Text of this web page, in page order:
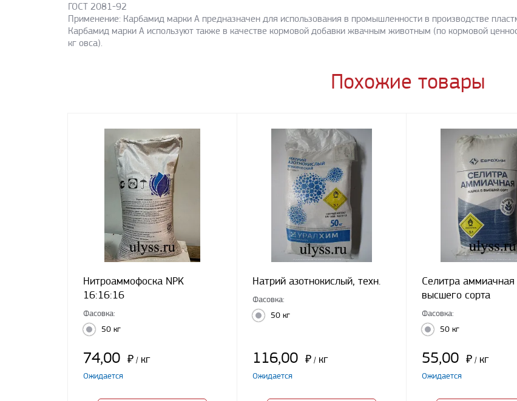
ГОСТ 2081-92
Применение: Карбамид марки А предназначен для использования в промышленности в производстве
Карбамид марки А используют также в качестве кормовой добавки жвачным животным (по кормовой
кг овса).
Похожие товары
Нитроаммофоска NPK
16:16:16
Фасовка:
50 кг
74,00 ₽ / кг
Ожидается
Натрий азотнокислый, техн.
Фасовка:
50 кг
116,00 ₽ / кг
Ожидается
Селитра
высшего сорта
Фасовка:
50 кг
55,00 ₽ / кг
Ожидается